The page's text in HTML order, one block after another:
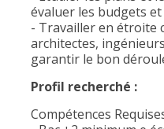
évaluer les budgets et
- Travailler en étroite
architectes,
garantir le bon
Profil recherché :
Compétences